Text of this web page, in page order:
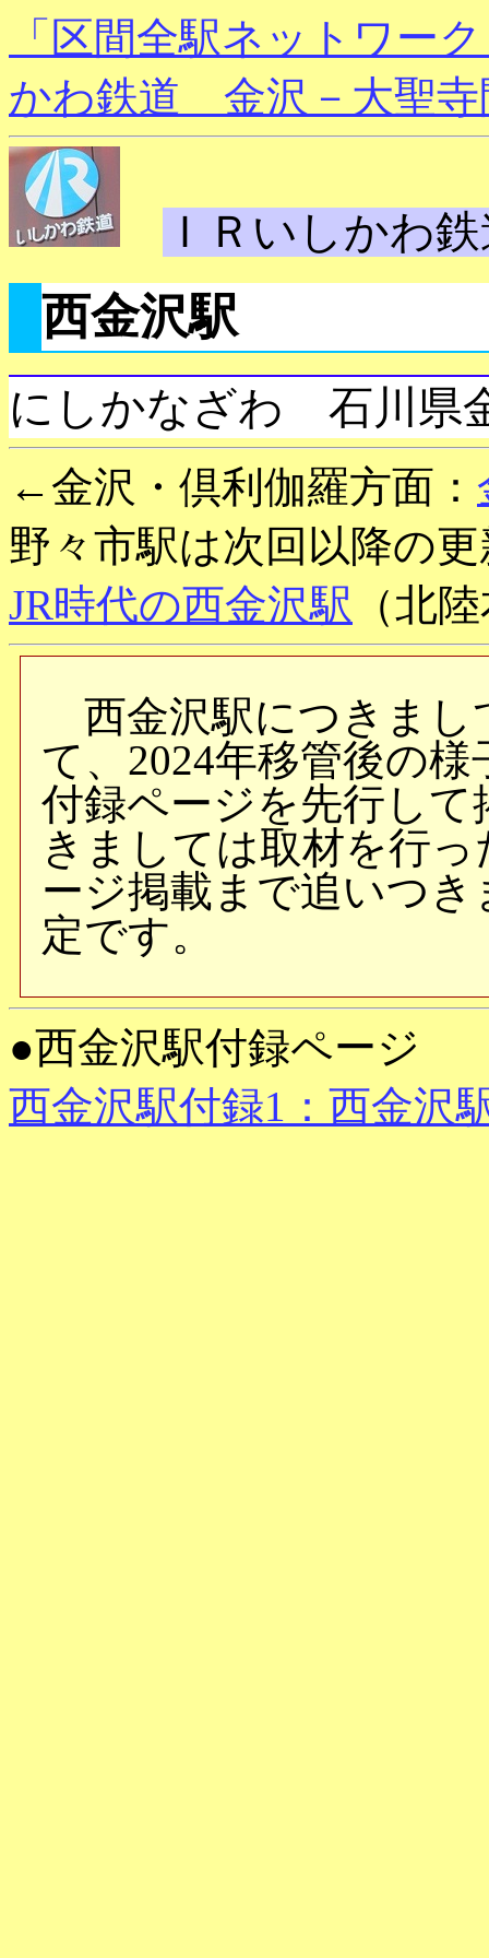
「区間全駅ネットワー
かわ鉄道 金沢－大聖寺
ＩＲいしかわ
西金沢駅
にしかなざわ 石川県
←金沢・倶利伽羅方面：
野々市駅は次回以降の
JR時代の西金沢駅 （北
西金沢駅につきまし
て、2024年移管後の
付録ページを先行し
きましては取材を行
ージ掲載まで追いつ
定です。
●西金沢駅付録ページ
西金沢駅付録1：西金沢